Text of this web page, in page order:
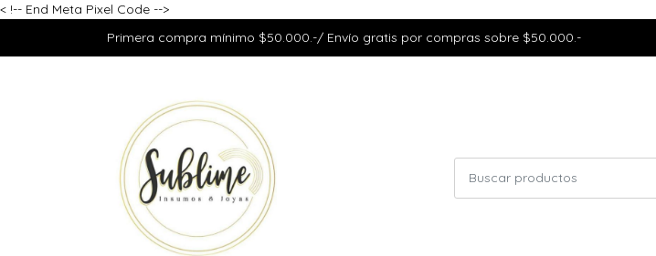
< !-- End Meta Pixel Code -->
Primera compra mínimo $50.000.-/ Envío gratis por compras sobre $50.000.-